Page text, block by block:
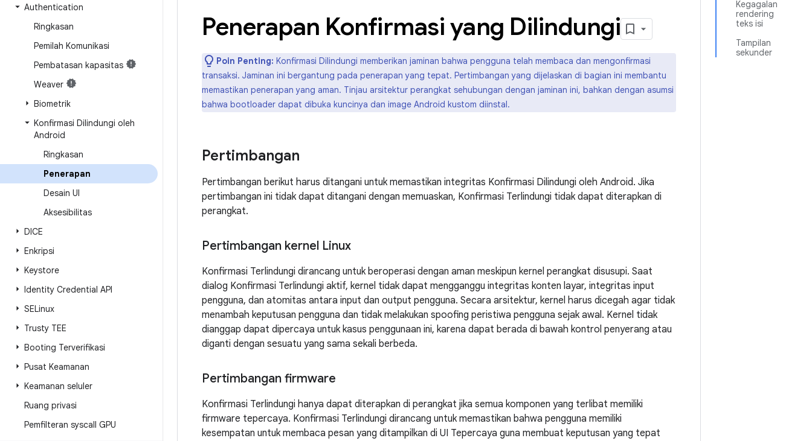
Authentication
Ringkasan
Pemilah Komunikasi
Pembatasan kapasitas
Weaver
Biometrik
Konfirmasi Dilindungi oleh
Android
Ringkasan
Penerapan
Desain UI
Aksesibilitas
DICE
Enkripsi
Keystore
Identity Credential API
SELinux
Trusty TEE
Booting Terverifikasi
Pusat Keamanan
Keamanan seluler
Ruang privasi
Pemfilteran syscall GPU
Kegagalan
rendering
teks isi
Tampilan
sekunder
Penerapan Konfirmasi yang Dilindungi
Poin Penting: Konfirmasi Dilindungi memberikan jaminan bahwa pengguna telah membaca dan mengonfirmasi
transaksi. Jaminan ini bergantung pada penerapan yang tepat. Pertimbangan yang dijelaskan di bagian ini membantu
memastikan penerapan yang aman. Tinjau arsitektur perangkat sehubungan dengan jaminan ini, bahkan dengan asumsi
bahwa bootloader dapat dibuka kuncinya dan image Android kustom diinstal.
Pertimbangan
Pertimbangan berikut harus ditangani untuk memastikan integritas Konfirmasi Dilindungi oleh Android. Jika
pertimbangan ini tidak dapat ditangani dengan memuaskan, Konfirmasi Terlindungi tidak dapat diterapkan di
perangkat.
Pertimbangan kernel Linux
Konfirmasi Terlindungi dirancang untuk beroperasi dengan aman meskipun kernel perangkat disusupi. Saat
dialog Konfirmasi Terlindungi aktif, kernel tidak dapat mengganggu integritas konten layar, integritas input
pengguna, dan atomitas antara input dan output pengguna. Secara arsitektur, kernel harus dicegah agar tidak
menambah keputusan pengguna dan tidak melakukan spoofing peristiwa pengguna sejak awal. Kernel tidak
dianggap dapat dipercaya untuk kasus penggunaan ini, karena dapat berada di bawah kontrol penyerang atau
diganti dengan sesuatu yang sama sekali berbeda.
Pertimbangan firmware
Konfirmasi Terlindungi hanya dapat diterapkan di perangkat jika semua komponen yang terlibat memiliki
firmware tepercaya. Konfirmasi Terlindungi dirancang untuk memastikan bahwa pengguna memiliki
kesempatan untuk membaca pesan yang ditampilkan di UI Tepercaya guna membuat keputusan yang tepat